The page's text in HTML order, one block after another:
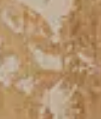
enfants
réserver
vues à couper le
Chambres
Spa
nous